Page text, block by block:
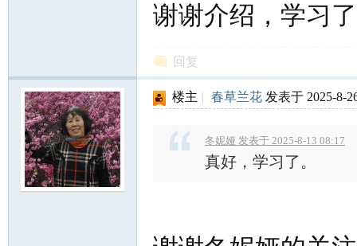
谢谢介绍，学习
回复
楼主 | 春草兰花 发表于 2025-8-
冬妮娅 发表于 2025-8-13 08:17
真好，学习了。